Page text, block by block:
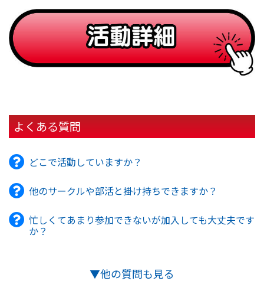
よくある質問
どこで活動していますか？
他のサークルや部活と掛け持ちできますか？
忙しくてあまり参加できないが加入しても大丈夫です
か？
▼他の質問も見る